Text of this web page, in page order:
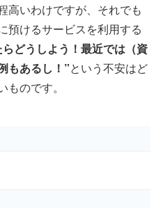
高いわけですが、それでも
預けるサービスを利用する
どうしよう！最近では（資
もあるし！”という不安はど
のです。